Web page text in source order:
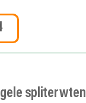
gele spliterwten